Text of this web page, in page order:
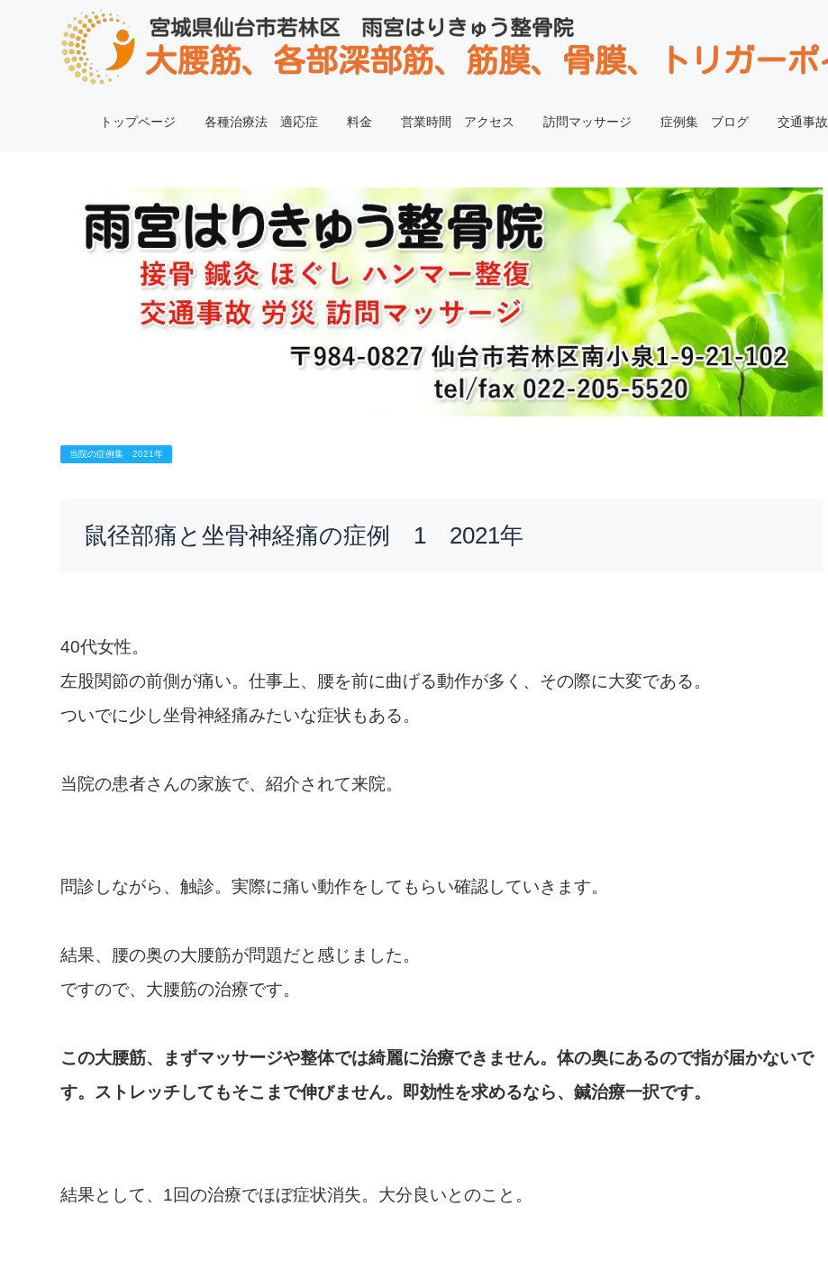
トップページ 各種治療法 適応症 料金 営業時間 アクセス 訪問マッサージ 症例集 ブログ 交通事故
当院の症例集 2021年
鼠径部痛と坐骨神経痛の症例 1 2021年
40代女性。
左股関節の前側が痛い。仕事上、腰を前に曲げる動作が多く、その際に大変である。
ついでに少し坐骨神経痛みたいな症状もある。
当院の患者さんの家族で、紹介されて来院。
問診しながら、触診。実際に痛い動作をしてもらい確認していきます。
結果、腰の奥の大腰筋が問題だと感じました。
ですので、大腰筋の治療です。
この大腰筋、まずマッサージや整体では綺麗に治療できません。体の奥にあるので指が届かないで
す。ストレッチしてもそこまで伸びません。即効性を求めるなら、鍼治療一択です。
結果として、1回の治療でほぼ症状消失。大分良いとのこと。